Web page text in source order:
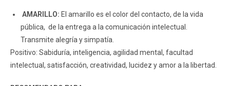
AMARILLO: El amarillo es el color del contacto, de la vida
pública, de la entrega a la comunicación intelectual.
Transmite alegría y simpatía.
Positivo: Sabiduría, inteligencia, agilidad mental, facultad
intelectual, satisfacción, creatividad, lucidez y amor a la libertad.